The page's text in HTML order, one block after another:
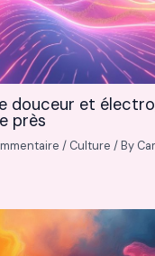
douceur et
près
/ Culture / By